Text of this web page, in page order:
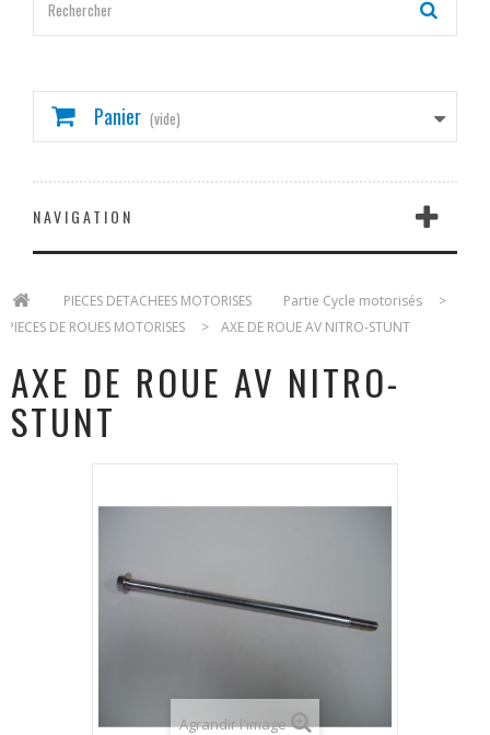
Panier (vide)
NAVIGATION
PIECES DETACHEES MOTORISES Partie Cycle motorisés
>
PIECES DE ROUES MOTORISES
> AXE DE ROUE AV NITRO-STUNT
AXE DE ROUE AV NITRO-
STUNT
Agrandir l'image